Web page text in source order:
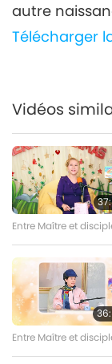
autre
Télécharger
Vidéos
Entre Maître et
Entre Maître et